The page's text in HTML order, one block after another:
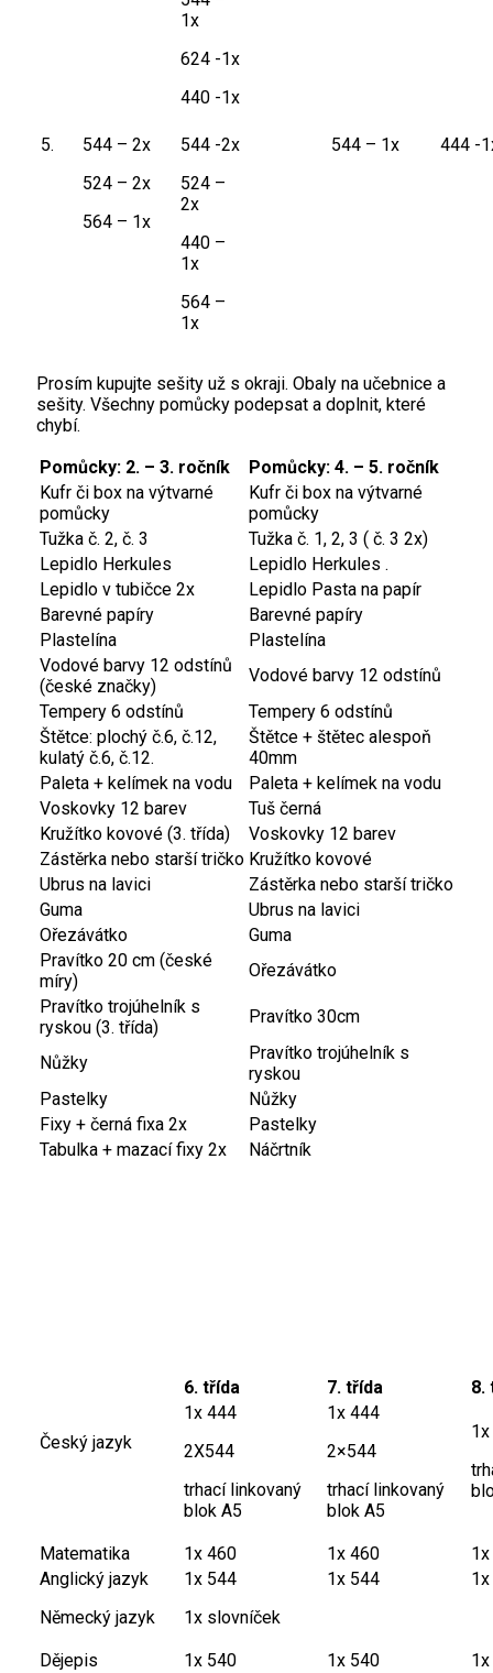
1x
624 -1x
440 -1x
5.
544 – 2x
524 – 2x
564 – 1x
544 -2x
524 –
2x
440 –
1x
564 –
1x
544 – 1x 444 -
Prosím kupujte sešity už s okraji. Obaly na učebnice a
sešity. Všechny pomůcky podepsat a doplnit, které
chybí.
Pomůcky: 2. – 3. ročník
Pomůcky: 4. – 5. ročník
Kufr či box na výtvarné
pomůcky
Kufr či box na výtvarné
pomůcky
Tužka č. 2, č. 3
Tužka č. 1, 2, 3 ( č. 3 2x)
Lepidlo Herkules
Lepidlo Herkules .
Lepidlo v tubičce 2x
Lepidlo Pasta na papír
Barevné papíry
Barevné papíry
Plastelína
Plastelína
Vodové barvy 12 odstínů
(české značky)
Vodové barvy 12 odstínů
Tempery 6 odstínů
Tempery 6 odstínů
Štětce: plochý č.6, č.12,
kulatý č.6, č.12.
Štětce + štětec alespoň
40mm
Paleta + kelímek na vodu
Paleta + kelímek na vodu
Voskovky 12 barev
Tuš černá
Kružítko kovové (3. třída)
Voskovky 12 barev
Zástěrka nebo starší tričko Kružítko kovové
Ubrus na lavici
Zástěrka nebo starší tričko
Guma
Ubrus na lavici
Ořezávátko
Guma
Pravítko 20 cm (české
míry)
Ořezávátko
Pravítko trojúhelník s
ryskou (3. třída)
Pravítko 30cm
Nůžky
Pravítko trojúhelník s
ryskou
Pastelky
Nůžky
Fixy + černá fixa 2x
Pastelky
Tabulka + mazací fixy 2x
Náčrtník
6. třída 7. třída 8.
Český jazyk
1x 444
2X544
trhací linkovaný
blok A5
1x 444
2×544
trhací linkovaný
blok A5
Matematika 1x 460 1x 460
Anglický jazyk
Německý jazyk
1x 544
1x slovníček
1x 544
Dějepis 1x 540 1x 540